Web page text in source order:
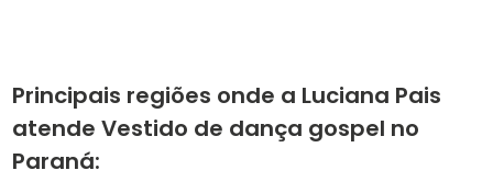
Principais regiões onde a Luciana Pais
atende Vestido de dança gospel no
Paraná: